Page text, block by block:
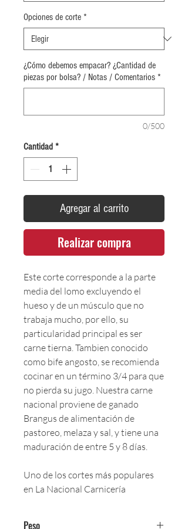
Opciones de corte *
¿Cómo debemos empacar? ¿Cantidad de
piezas por bolsa? / Notas / Comentarios *
0/500
Cantidad *
Agregar al carrito
Realizar compra
Este corte corresponde a la parte
media del lomo excluyendo el
hueso y de un músculo que no
trabaja mucho, por ello, su
particularidad principal es ser
carne tierna. Tambien conocido
como bife angosto, se recomienda
cocinar en un término 3/4 para que
no pierda su jugo. Nuestra carne
nacional proviene de ganado
Brangus de alimentación de
pastoreo, melaza y sal, y tiene una
maduración de entre 5 y 8 días.
Uno de los cortes más populares
en La Nacional Carnicería
Peso